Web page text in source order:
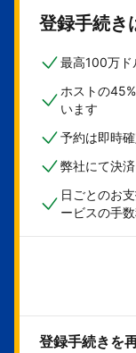
登録手続き
最高100万ド
ホストの
います
予約は即時
弊社にて決
日ごとのお
ービスの手
登録手続きを